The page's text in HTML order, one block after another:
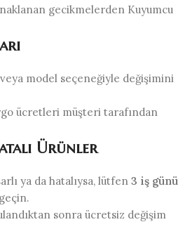
gecikmelerden Kuyumcu
model seçeneğiyle değişimini
ücretleri müşteri tarafından
Ürünler
ya da hatalıysa, lütfen 3 iş günü
sonra ücretsiz değişim